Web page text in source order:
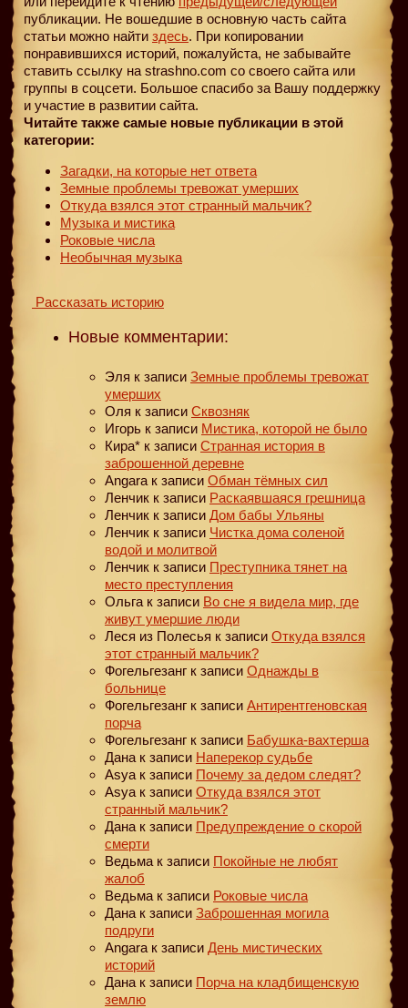
публикации. Не вошедшие в основную часть сайта
статьи можно найти здесь. При копировании
понравившихся историй, пожалуйста, не забывайте
ставить ссылку на strashno.com со своего сайта или
группы в соцсети. Большое спасибо за Вашу поддержку
и участие в развитии сайта.
Читайте также самые новые публикации в этой
категории:
Загадки, на которые нет ответа
Земные проблемы тревожат умерших
Откуда взялся этот странный мальчик?
Музыка и мистика
Роковые числа
Необычная музыка
Рассказать историю
Новые комментарии:
Эля к записи Земные проблемы тревожат
умерших
Оля к записи Сквозняк
Игорь к записи Мистика, которой не было
Кира* к записи Странная история в
заброшенной деревне
Angara к записи Обман тёмных сил
Ленчик к записи Раскаявшаяся грешница
Ленчик к записи Дом бабы Ульяны
Ленчик к записи Чистка дома соленой
водой и молитвой
Ленчик к записи Преступника тянет на
место преступления
Ольга к записи Во сне я видела мир, где
живут умершие люди
Леся из Полесья к записи Откуда взялся
этот странный мальчик?
Фогельгезанг к записи Однажды в
больнице
Фогельгезанг к записи Антирентгеновская
порча
Фогельгезанг к записи Бабушка-вахтерша
Дана к записи Наперекор судьбе
Asya к записи Почему за дедом следят?
Asya к записи Откуда взялся этот
странный мальчик?
Дана к записи Предупреждение о скорой
смерти
Ведьма к записи Покойные не любят
жалоб
Ведьма к записи Роковые числа
Дана к записи Заброшенная могила
подруги
Angara к записи День мистических
историй
Дана к записи Порча на кладбищенскую
землю